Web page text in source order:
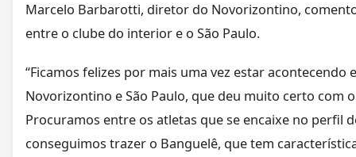
Marcelo Barbarotti, diretor do Novorizontino,
entre o clube do interior e o São Paulo.
“Ficamos felizes por mais uma vez estar acontecendo
Novorizontino e São Paulo, que deu muito certo com
Procuramos entre os atletas que se encaixe no perfil
conseguimos trazer o Banguelê, que tem